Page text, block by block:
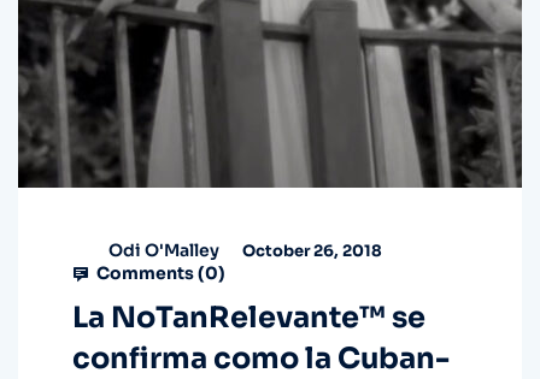
Odi O'Malley October 26, 2018
Comments (0)
La NoTanRelevante™ se
confirma como la Cuban-